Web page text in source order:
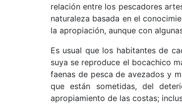
relación entre los pescadores
naturaleza basada en el
la apropiación, aunque con
Es usual que los habitantes de
suya se reproduce el bocachico
faenas de pesca de avezados y
que están sometidas, del
apropiamiento de las costas;